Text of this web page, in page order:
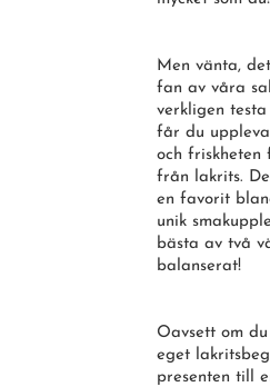
Men vänta,
fan av våra
verkligen
får du
och friskheten
från lakrits.
en favorit
unik
bästa av två
balanserat!
Oavsett om
eget
presenten till